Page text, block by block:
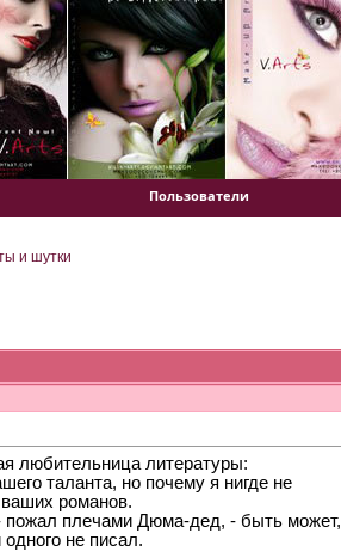
Пользователи
и шутки
любительница литературы:
таланта, но почему я нигде не
ваших романов.
плечами Дюма-дед, - быть может,
не писал.